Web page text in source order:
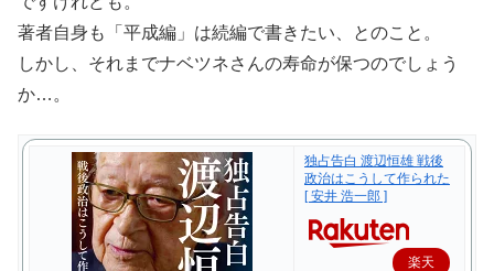
著者自身も「平成編」は続編で書きたい、とのこと。
しかし、それまでナベツネさんの寿命が保つのでしょう
か…。
独占告白 渡辺恒雄 戦後
政治はこうして作られた
[ 安井 浩一郎 ]
楽天